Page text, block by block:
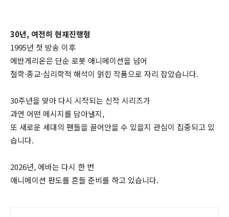
30년, 여전히 현재진행형
1995년 첫 방송 이후
에반게리온은 단순 로봇 애니메이션을 넘어
철학·종교·심리학적 해석이 얽힌 작품으로 자리 잡았습니다.
30주년을 맞아 다시 시작되는 신작 시리즈가
과연 어떤 메시지를 담아낼지,
또 새로운 세대의 팬들을 끌어안을 수 있을지 관심이 집중되고 있
습니다.
2026년, 에바는 다시 한 번
애니메이션 판도를 흔들 준비를 하고 있습니다.